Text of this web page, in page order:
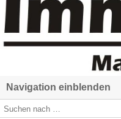
Navigation einblenden